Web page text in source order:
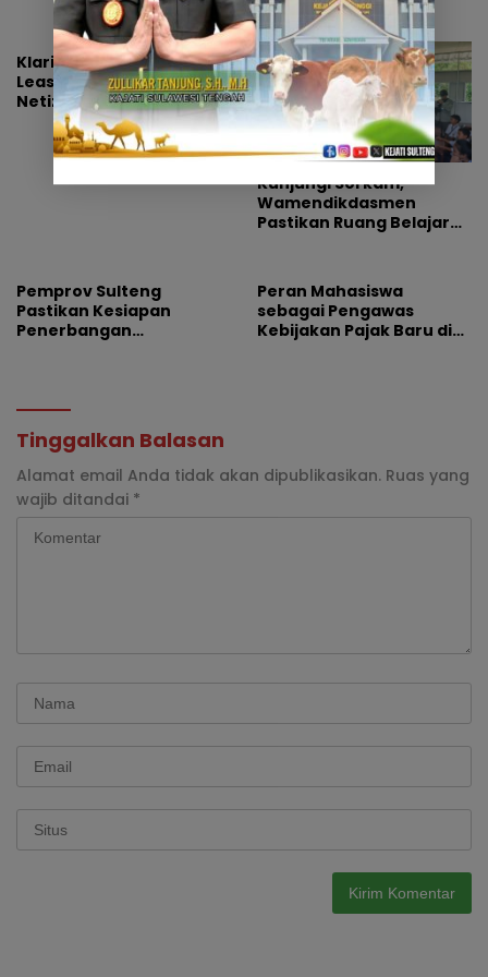
Palu-Guangzhou
Klarifikasi Perusahaan
Leasing WOM Palu Buat
Netizen Geram, Diduga
Banyak Korbannya
Kunjungi Sorkam,
Wamendikdasmen
Pastikan Ruang Belajar
Pemprov Sulteng
Pastikan Kesiapan
Penerbangan
Peran Mahasiswa
sebagai Pengawas
Kebijakan Pajak Baru di
Tinggalkan Balasan
Alamat email Anda tidak akan dipublikasikan. Ruas yang
wajib ditandai *